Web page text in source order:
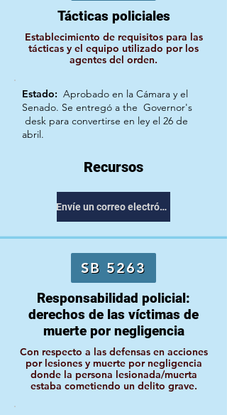
Tácticas policiales
Establecimiento de requisitos para las
tácticas y el equipo utilizado por los
agentes del orden.
Estado: Aprobado en la Cámara y el
Senado. Se entregó a the Governor's
desk para convertirse en ley el 26 de
abril.
Recursos
Envíe un correo electrónico a su representante
SB 5263
Responsabilidad policial:
derechos de las víctimas de
muerte por negligencia
Con respecto a las defensas en acciones
por lesiones y muerte por negligencia
donde la persona lesionada/muerta
estaba cometiendo un delito grave.